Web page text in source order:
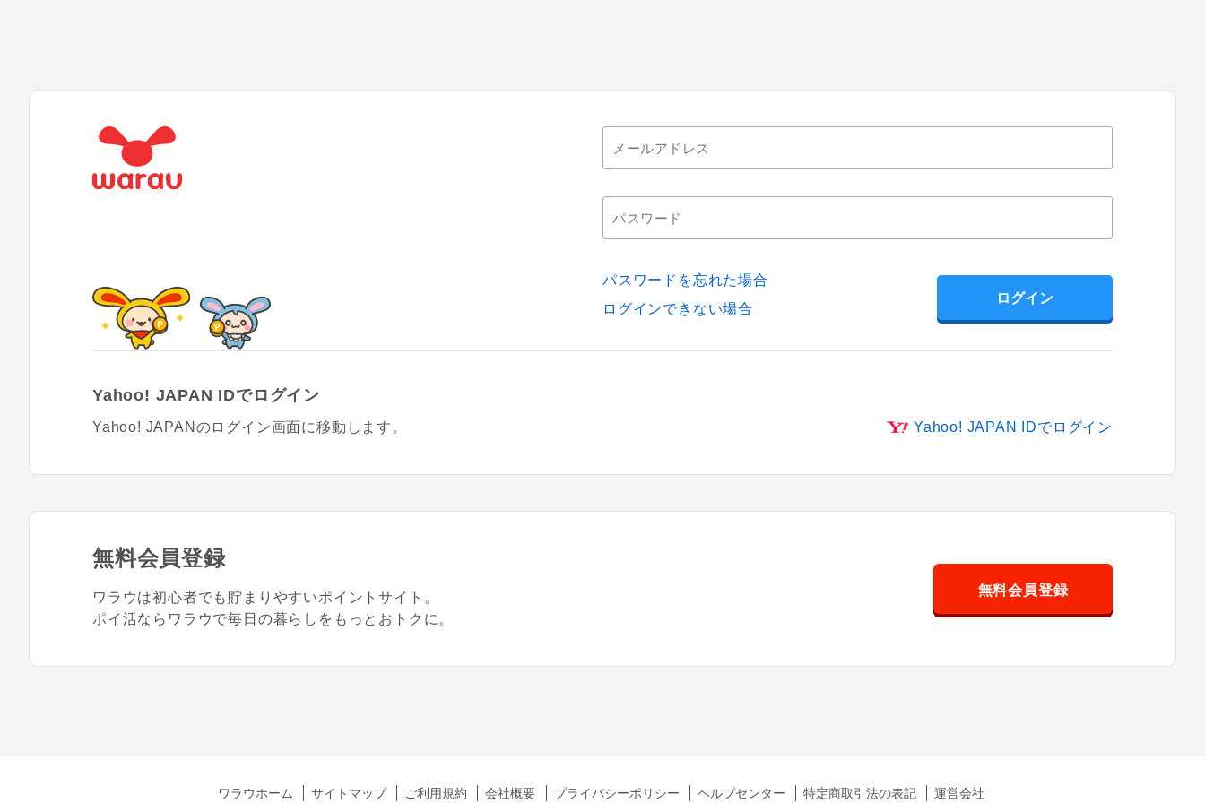
パスワードを忘れた場合
ログインできない場合
Yahoo! JAPAN IDでログイン
Yahoo! JAPANのログイン画面に移動します。 Yahoo! JAPAN IDでログイン
無料会員登録
ワラウは初心者でも貯まりやすいポイントサイト。
ポイ活ならワラウで毎日の暮らしをもっとおトクに。
無料会員登録
ワラウホーム サイトマップ ご利用規約 会社概要 プライバシーポリシー ヘルプセンター 特定商取引法の表記 運営会社